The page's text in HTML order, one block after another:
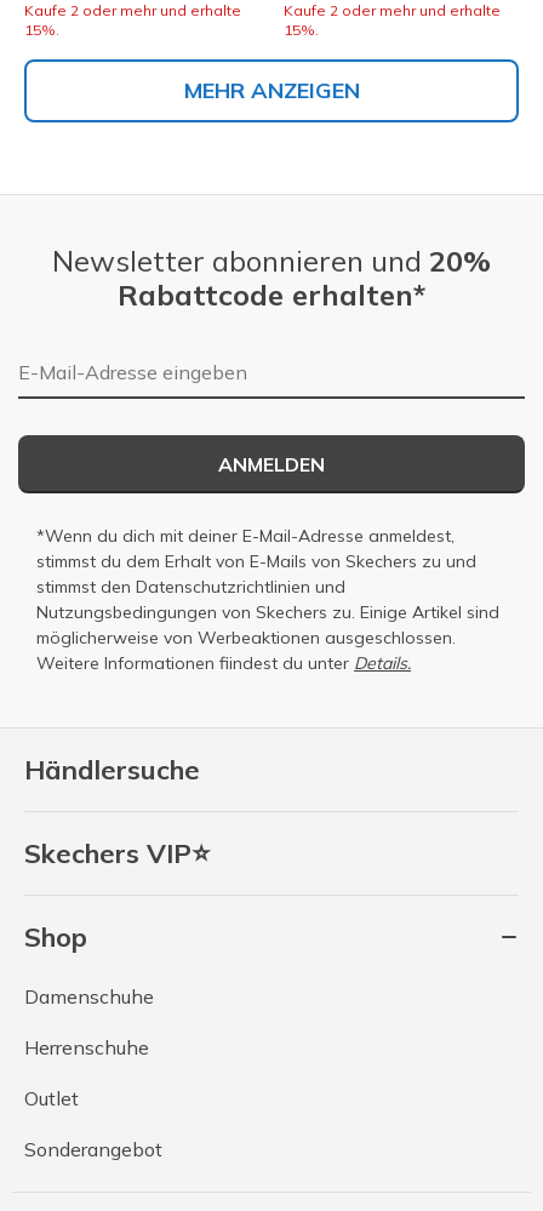
Kaufe 2 oder mehr und erhalte
15%.
Kaufe 2 oder mehr und erhalte
15%.
MEHR ANZEIGEN
Händlersuche
Skechers VIP⭐
Shop
Damenschuhe
Herrenschuhe
Outlet
Sonderangebot
Newsletter abonnieren und 20%
Rabattcode erhalten*
E-Mail-Adresse
ANMELDEN
*Wenn du dich mit deiner E-Mail-Adresse anmeldest,
stimmst du dem Erhalt von E-Mails von Skechers zu und
stimmst den Datenschutzrichtlinien und
Nutzungsbedingungen von Skechers zu. Einige Artikel sind
möglicherweise von Werbeaktionen ausgeschlossen.
Weitere Informationen fiindest du unter Details.